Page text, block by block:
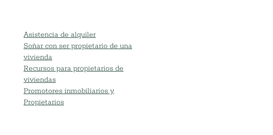
Asistencia de alquiler
Soñar con ser propietario de una
vivienda
Recursos para propietarios de
viviendas
Promotores inmobiliarios y
Propietarios